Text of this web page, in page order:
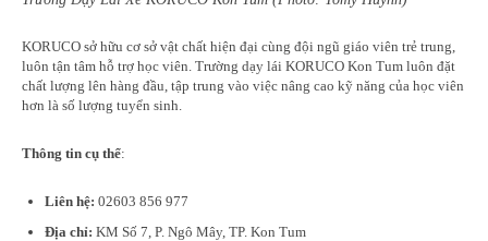
KORUCO sở hữu cơ sở vật chất hiện đại cùng đội ngũ giáo viên trẻ trung,
luôn tận tâm hỗ trợ học viên. Trường dạy lái KORUCO Kon Tum luôn đặt
chất lượng lên hàng đầu, tập trung vào việc nâng cao kỹ năng của học viên
hơn là số lượng tuyển sinh.
Thông tin cụ thể:
Liên hệ: 02603 856 977
Địa chỉ: KM Số 7, P. Ngô Mây, TP. Kon Tum